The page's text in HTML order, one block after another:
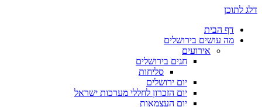
דלג לתוכן
דף הבית
מה עושים בירושלים
אירועים
חגים בירושלים
סליחות
יום ירושלים
יום הזכרון לחללי מערכות ישראל
יום העצמאות